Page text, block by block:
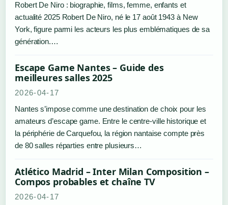
Robert De Niro : biographie, films, femme, enfants et
actualité 2025 Robert De Niro, né le 17 août 1943 à New
York, figure parmi les acteurs les plus emblématiques de sa
génération.…
Escape Game Nantes – Guide des
meilleures salles 2025
2026-04-17
Nantes s’impose comme une destination de choix pour les
amateurs d’escape game. Entre le centre-ville historique et
la périphérie de Carquefou, la région nantaise compte près
de 80 salles réparties entre plusieurs…
Atlético Madrid – Inter Milan Composition –
Compos probables et chaîne TV
2026-04-17